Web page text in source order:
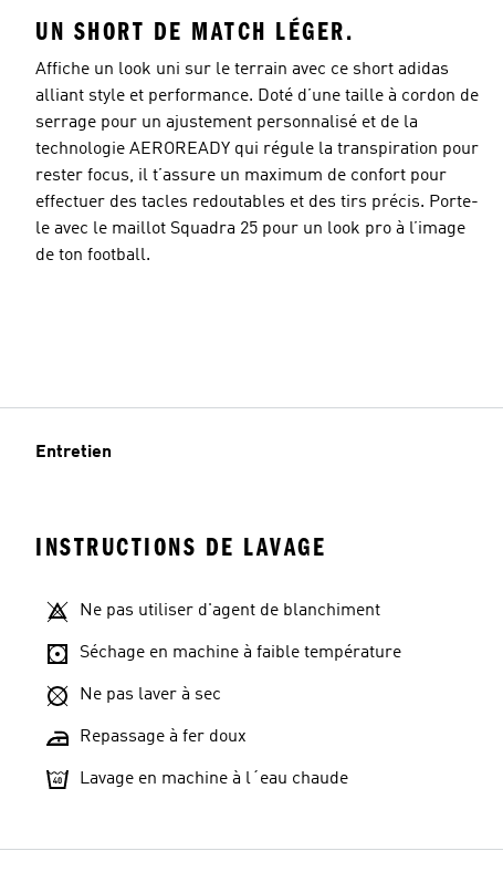
Taille du modèle
UN SHORT DE MATCH LÉGER.
Affiche un look uni sur le terrain avec ce short adidas
alliant style et performance. Doté d’une taille à cordon de
serrage pour un ajustement personnalisé et de la
technologie AEROREADY qui régule la transpiration pour
rester focus, il t’assure un maximum de confort pour
effectuer des tacles redoutables et des tirs précis. Porte-
le avec le maillot Squadra 25 pour un look pro à l’image
de ton football.
Entretien
INSTRUCTIONS DE LAVAGE
Ne pas utiliser d'agent de blanchiment
Séchage en machine à faible température
Ne pas laver à sec
Repassage à fer doux
Lavage en machine à l´eau chaude